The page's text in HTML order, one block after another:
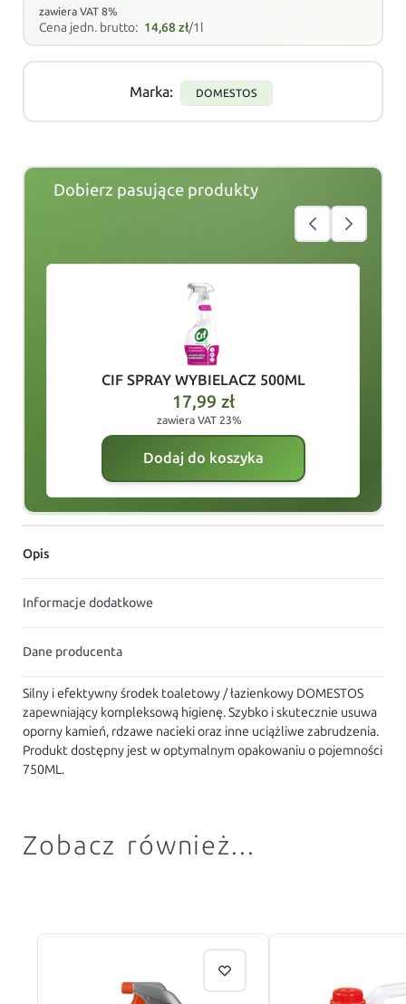
zawiera VAT 8%
Cena jedn. brutto: 14,68zł/1l
Marka: DOMESTOS
Dobierz pasujące produkty
CIF SPRAY WYBIELACZ 500ML
17,99 zł
zawiera VAT 23%
Dodaj do koszyka
Opis
Informacje dodatkowe
Dane producenta
Silny i efektywny środek toaletowy / łazienkowy DOMESTOS
zapewniający kompleksową higienę. Szybko i skutecznie usuwa
oporny kamień, rdzawe nacieki oraz inne uciążliwe zabrudzenia.
Produkt dostępny jest w optymalnym opakowaniu o pojemności
750ML.
Zobacz również...